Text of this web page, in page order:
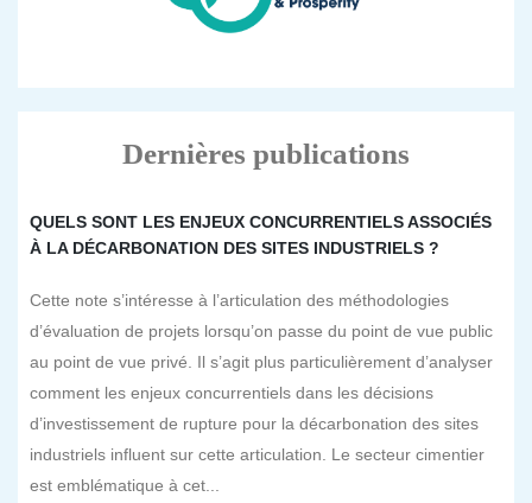
Dernières publications
QUELS SONT LES ENJEUX CONCURRENTIELS ASSOCIÉS
À LA DÉCARBONATION DES SITES INDUSTRIELS ?
Cette note s’intéresse à l’articulation des méthodologies
d’évaluation de projets lorsqu’on passe du point de vue public
au point de vue privé. Il s’agit plus particulièrement d’analyser
comment les enjeux concurrentiels dans les décisions
d’investissement de rupture pour la décarbonation des sites
industriels influent sur cette articulation. Le secteur cimentier
est emblématique à cet...